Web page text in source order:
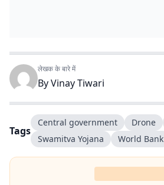
लेखक के बारे में
ByVinay Tiwari
Tags
Central government Drone
Swamitva Yojana
World Bank